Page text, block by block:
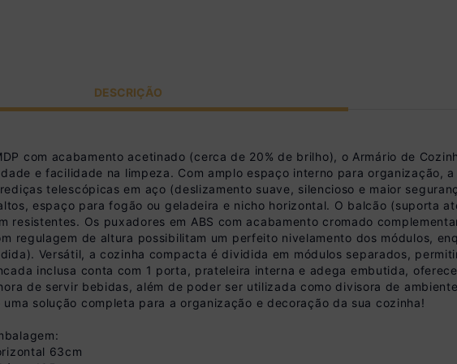
DESCRIÇÃO
com acabamento acetinado (cerca de 20% de brilho), o Armário de
e facilidade na limpeza. Com amplo espaço interno para organização,
telescópicas em aço (deslizamento suave, silencioso e maior
espaço para fogão ou geladeira e nicho horizontal. O balcão (suporta
resistentes. Os puxadores em ABS com acabamento cromado
regulagem de altura possibilitam um perfeito nivelamento dos módulos,
Versátil, a cozinha compacta é dividida em módulos separados,
inclusa conta com 1 porta, prateleira interna e adega embutida,
de servir bebidas, além de poder ser utilizada como divisora de
solução completa para a organização e decoração da sua cozinha!
63cm